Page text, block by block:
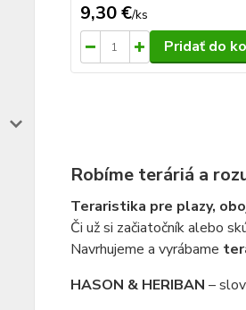
9,30 €/ks
Pridať do
Robíme teráriá a
Teraristika pre plazy,
Či už si začiatočník alebo
Navrhujeme a vyrábame
HASON & HERIBAN –